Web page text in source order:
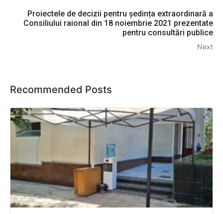
Proiectele de decizii pentru ședința extraordinară a
Consiliului raional din 18 noiembrie 2021 prezentate
pentru consultări publice
Next
Recommended Posts